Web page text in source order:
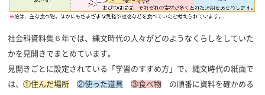
社会科資料集６年では、縄文時代の人々がどのようなくらしをしていた
かを見開きでまとめています。
見開きごとに設定されている「学習のすすめ方」で、縄文時代の紙面で
は、 ①住んだ場所 ②使った道具 ③食べ物 の順番に資料を確かめる